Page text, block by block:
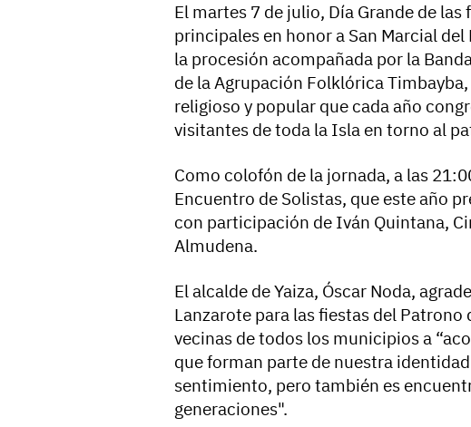
El martes 7 de julio, Día Grande de
principales en honor a San Marcial
la procesión acompañada por la
de la Agrupación Folklórica
religioso y popular que cada año
visitantes de toda la Isla en torno al
Como colofón de la jornada, a las
Encuentro de Solistas, que este año
con participación de Iván Quintana,
Almudena.
El alcalde de Yaiza, Óscar Noda,
Lanzarote para las fiestas del Patrono
vecinas de todos los municipios a
que forman parte de nuestra
sentimiento, pero también es
generaciones".